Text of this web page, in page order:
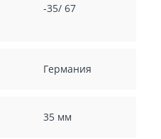
-35/ 67
Германия
35 мм